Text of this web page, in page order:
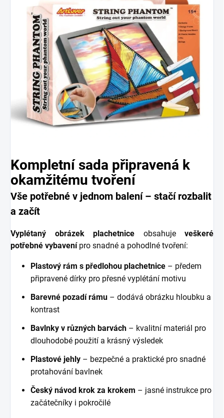
Kompletní sada připravená k
okamžitému tvoření
Vše potřebné v jednom balení – stačí rozbalit
a začít
Vyplétaný obrázek plachetnice obsahuje veškeré
potřebné vybavenípro snadné a pohodlné tvoření:
Plastový rám s předlohou plachetnice – předem
připravené dírky pro přesné vyplétání motivu
Barevné pozadí rámu – dodává obrázku hloubku a
kontrast
Bavlnky v různých barvách – kvalitní materiál pro
dlouhodobé použití a krásný výsledek
Plastové jehly – bezpečné a praktické pro snadné
protahování bavlnek
Český návod krok za krokem – jasné instrukce pro
začátečníky i pokročilé